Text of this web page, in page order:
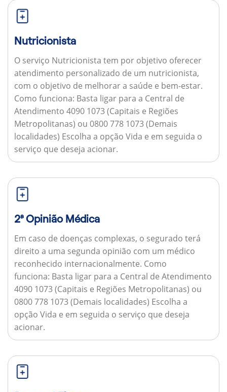
Nutricionista
O serviço Nutricionista tem por objetivo oferecer
atendimento personalizado de um nutricionista,
com o objetivo de melhorar a saúde e bem-estar.
Como funciona: Basta ligar para a Central de
Atendimento 4090 1073 (Capitais e Regiões
Metropolitanas) ou 0800 778 1073 (Demais
localidades) Escolha a opção Vida e em seguida o
serviço que deseja acionar.
2ª Opinião Médica
Em caso de doenças complexas, o segurado terá
direito a uma segunda opinião com um médico
reconhecido internacionalmente. Como
funciona: Basta ligar para a Central de Atendimento
4090 1073 (Capitais e Regiões Metropolitanas) ou
0800 778 1073 (Demais localidades) Escolha a
opção Vida e em seguida o serviço que deseja
acionar.